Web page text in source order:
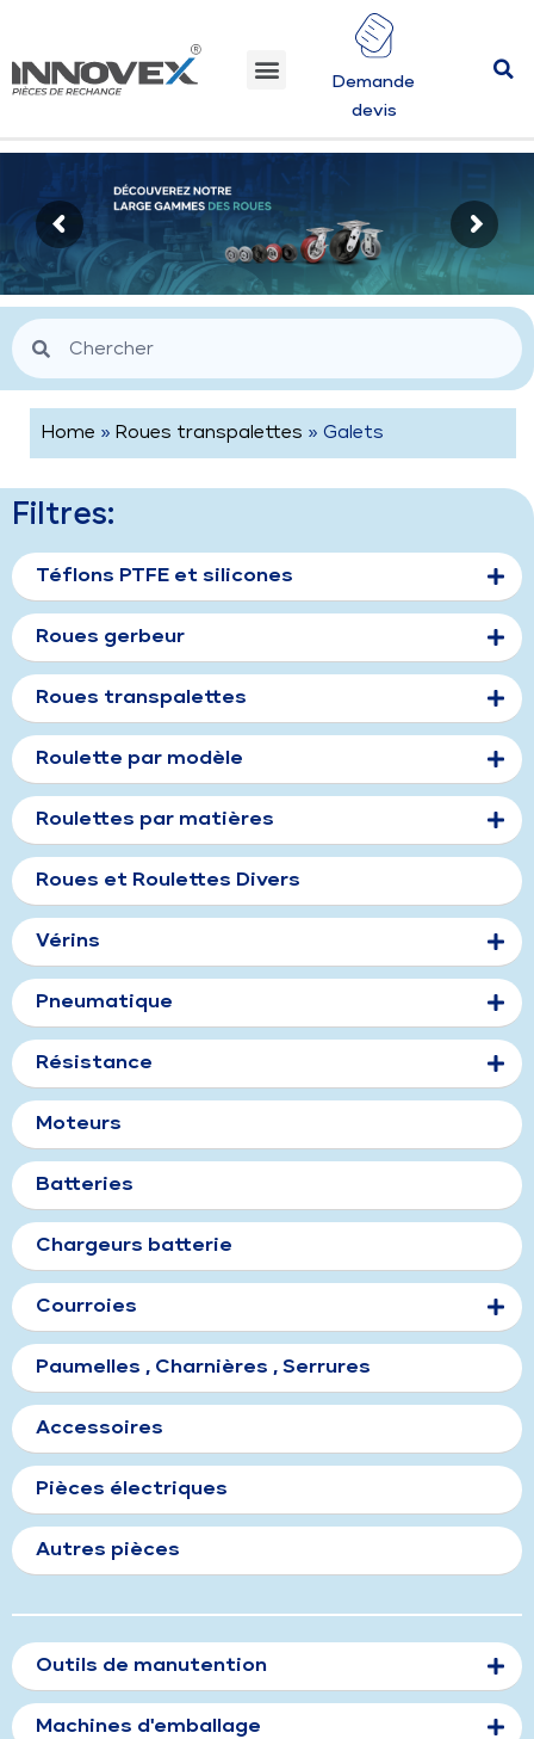
Demande
devis
Home » Roues transpalettes » Galets
Filtres:
Téflons PTFE et silicones
Roues gerbeur
Roues transpalettes
Roulette par modèle
Roulettes par matières
Roues et Roulettes Divers
Vérins
Pneumatique
Résistance
Moteurs
Batteries
Chargeurs batterie
Courroies
Paumelles , Charnières , Serrures
Accessoires
Pièces électriques
Autres pièces
Outils de manutention
Machines d'emballage